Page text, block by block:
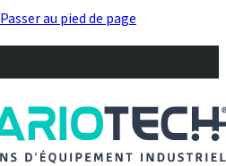
Passer au pied de page